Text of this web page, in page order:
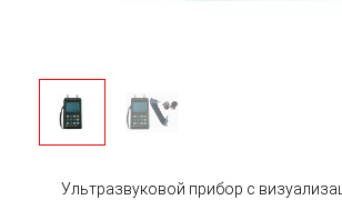
Ультразвуковой прибор с